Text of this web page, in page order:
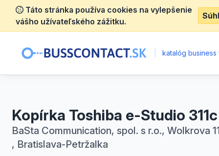
Táto stránka používa cookies na vylepšenie
vášho užívateľského zážitku.
katalóg business
Kopírka Toshiba e-Studio 311c
BaSta Communication, spol. s r.o., Wolkrova
, Bratislava-Petržalka